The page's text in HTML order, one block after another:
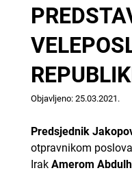
Objavljeno: 25.03.2021.
Predsjednik
otpravnikom
Irak Amerom